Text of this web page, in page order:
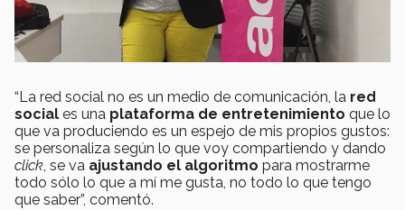
“La red social no es un medio de comunicación, la red
social es una plataforma de entretenimiento que lo
que va produciendo es un espejo de mis propios gustos:
se personaliza según lo que voy compartiendo y dando
click, se va ajustando el algoritmo para mostrarme
todo sólo lo que a mí me gusta, no todo lo que tengo
que saber”, comentó.